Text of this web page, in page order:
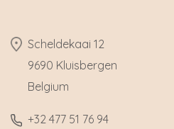
​Scheldekaai 12
9690 Kluisbergen
​Belgium
​+32 477 51 76 94